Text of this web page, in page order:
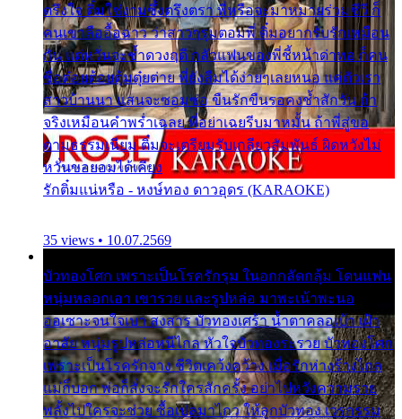
ตรึงใจ ติ๋มใช่งามซึ้งตรึงตรา พี่หรือจะมาหมายร่วมชีวี ก็
คนเขาลืออื้อฉาว ว่าสาวๆรุมตอมพี่ ติ๋มอยากรับรักเหมือน
กัน แต่หวั่นจะช้ำดวงฤดี กลัวแฟนของพี่ชี้หน้าด่าทอ ก็คน
ชื่อต๋อยต้อยตุ้มตุ๋ยต่าย พี่ยังลืมได้ง่ายๆเลยหนอ แค่ตัวเรา
สาวบ้านนา แสนจะซอมซ่อ ขืนรักขืนรอคงช้ำสักวัน ถ้า
จริงเหมือนคำพร่ำเฉลย พี่อย่าเฉยรีบมาหมั้น ถ้าพี่สู่ขอ
ตามธรรมเนียม ติ๋มจะเตรียมรับเกลียวสัมพันธ์ ผิดหวังไม่
หวั่นขอยอมได้เคียง
รักติ๋มแน่หรือ - หงษ์ทอง ดาวอุดร (KARAOKE)
35 views • 10.07.2569
บัวทองโศก เพราะเป็นโรครักรุม ในอกกลัดกลุ้ม โดนแฟน
หนุ่มหลอกเอา เขารวย และรูปหล่อ มาพะเน้าพะนอ
ออเซาะจนใจเบา สงสาร บัวทองเศร้า น้ำตาคลอเบ้า เฝ้า
อาลัย หนุ่มรูปหล่อหนีไกล หัวใจบัวทองระรวย บัวทองโศก
เพราะเป็นโรครักจาง ชีวิตเคว้งคว้าง เมื่อรักห่างร้างไกล
แม่ก็บอก พ่อก็สั่งจะรักใครสักครั้ง อย่าไปหวังความรวย
พลั้งไปใครจะช่วย ซื้อเปลมาไกว ให้ลูกบัวทอง เวรกรรม